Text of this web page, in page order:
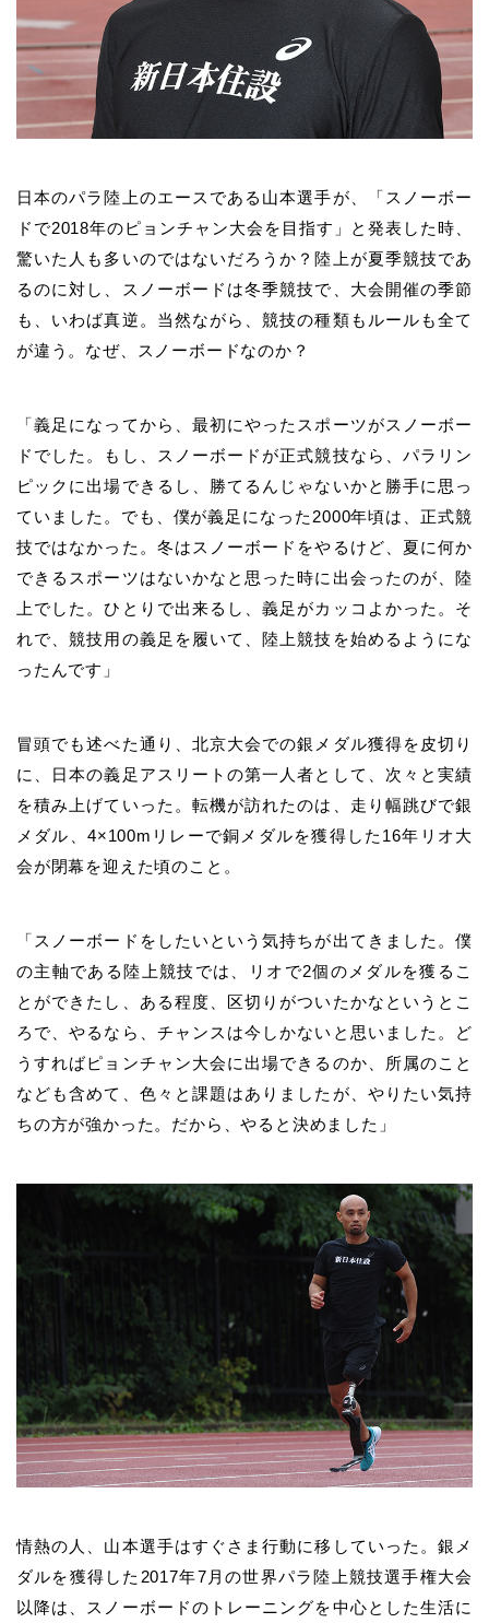
日本のパラ陸上のエースである山本選手が、「スノーボー
ドで2018年のピョンチャン大会を目指す」と発表した時、
驚いた人も多いのではないだろうか？陸上が夏季競技であ
るのに対し、スノーボードは冬季競技で、大会開催の季節
も、いわば真逆。当然ながら、競技の種類もルールも全て
が違う。なぜ、スノーボードなのか？
「義足になってから、最初にやったスポーツがスノーボー
ドでした。もし、スノーボードが正式競技なら、パラリン
ピックに出場できるし、勝てるんじゃないかと勝手に思っ
ていました。でも、僕が義足になった2000年頃は、正式競
技ではなかった。冬はスノーボードをやるけど、夏に何か
できるスポーツはないかなと思った時に出会ったのが、陸
上でした。ひとりで出来るし、義足がカッコよかった。そ
れで、競技用の義足を履いて、陸上競技を始めるようにな
ったんです」
冒頭でも述べた通り、北京大会での銀メダル獲得を皮切り
に、日本の義足アスリートの第一人者として、次々と実績
を積み上げていった。転機が訪れたのは、走り幅跳びで銀
メダル、4×100mリレーで銅メダルを獲得した16年リオ大
会が閉幕を迎えた頃のこと。
「スノーボードをしたいという気持ちが出てきました。僕
の主軸である陸上競技では、リオで2個のメダルを獲るこ
とができたし、ある程度、区切りがついたかなというとこ
ろで、やるなら、チャンスは今しかないと思いました。ど
うすればピョンチャン大会に出場できるのか、所属のこと
なども含めて、色々と課題はありましたが、やりたい気持
ちの方が強かった。だから、やると決めました」
情熱の人、山本選手はすぐさま行動に移していった。銀メ
ダルを獲得した2017年7月の世界パラ陸上競技選手権大会
以降は、スノーボードのトレーニングを中心とした生活に